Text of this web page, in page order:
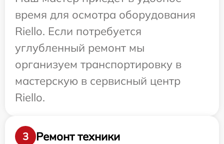
время для осмотра оборудования
Riello. Если потребуется
углубленный ремонт мы
организуем транспортировку в
мастерскую в сервисный центр
Riello.
3
Ремонт техники